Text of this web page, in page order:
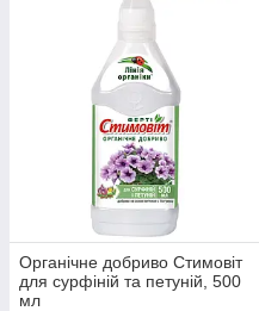
Органічне добриво Стимовіт
для сурфіній та петуній, 500
мл